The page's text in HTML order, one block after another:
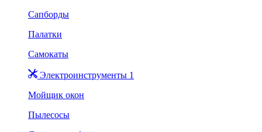
Сапборды
Палатки
Самокаты
Электроинструменты 1
Мойщик окон
Пылесосы